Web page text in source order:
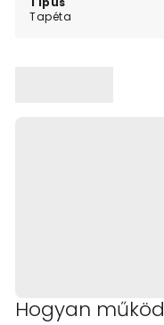
Tapéta
Hogyan